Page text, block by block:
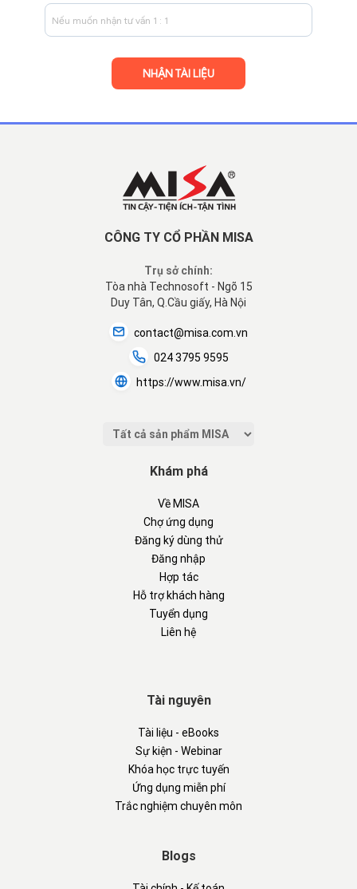
CÔNG TY CỔ PHẦN MISA
Trụ sở chính:
Tòa nhà Technosoft - Ngõ 15
Duy Tân, Q.Cầu giấy, Hà Nội
contact@misa.com.vn
024 3795 9595
https://www.misa.vn/
Khám phá
Về MISA
Chợ ứng dụng
Đăng ký dùng thử
Đăng nhập
Hợp tác
Hỗ trợ khách hàng
Tuyển dụng
Liên hệ
Tài nguyên
Tài liệu - eBooks
Sự kiện - Webinar
Khóa học trực tuyến
Ứng dụng miễn phí
Trắc nghiệm chuyên môn
Blogs